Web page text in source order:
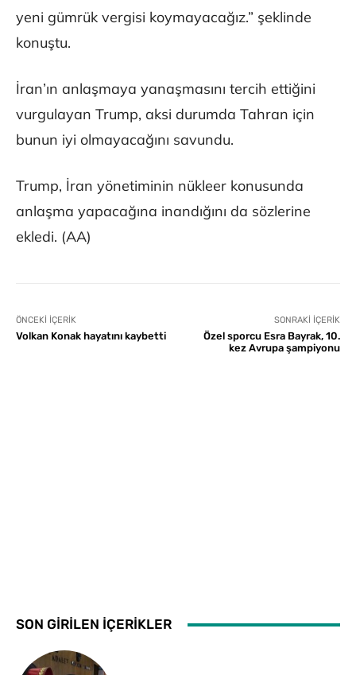
yeni gümrük vergisi koymayacağız.” şeklinde
konuştu.
İran’ın anlaşmaya yanaşmasını tercih ettiğini
vurgulayan Trump, aksi durumda Tahran için
bunun iyi olmayacağını savundu.
Trump, İran yönetiminin nükleer konusunda
anlaşma yapacağına inandığını da sözlerine
ekledi. (AA)
ÖNCEKI İÇERIK
Volkan Konak hayatını kaybetti
SONRAKI İÇERIK
Özel sporcu Esra Bayrak, 10.
kez Avrupa şampiyonu
SON GİRİLEN İÇERİKLER